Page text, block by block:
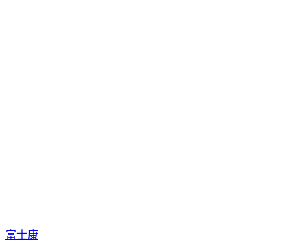
富士康